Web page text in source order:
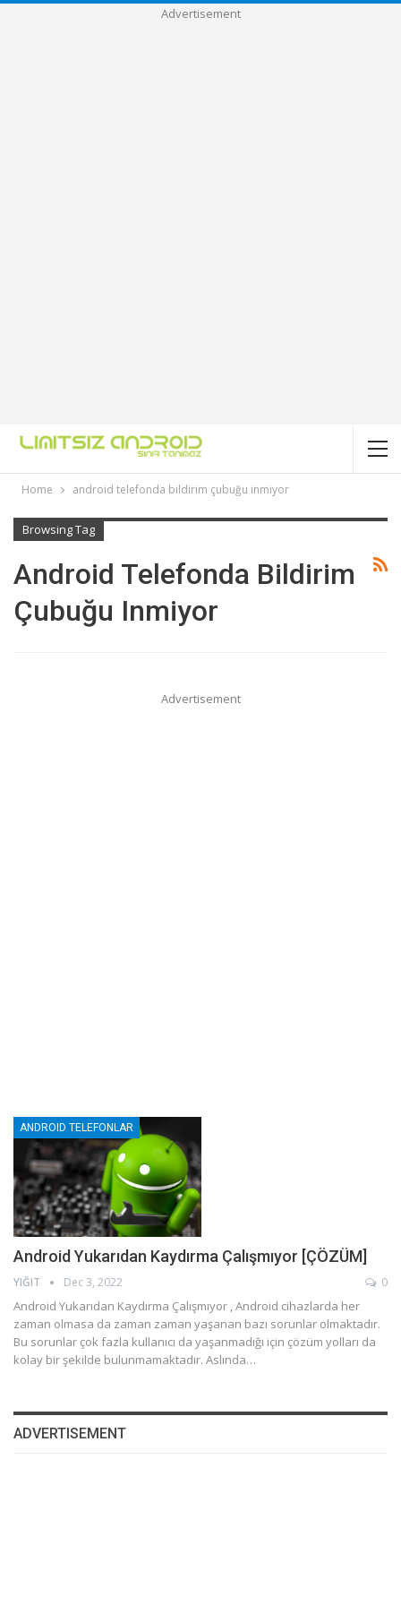
Advertisement
Home android telefonda bildirim çubuğu inmiyor
Browsing Tag
Android Telefonda Bildirim
Çubuğu Inmiyor
Advertisement
ANDROID TELEFONLAR
Android Yukarıdan Kaydırma Çalışmıyor [ÇÖZÜM]
YIĞIT Dec 3, 2022 0
Android Yukarıdan Kaydırma Çalışmıyor , Android cihazlarda her
zaman olmasa da zaman zaman yaşanan bazı sorunlar olmaktadır.
Bu sorunlar çok fazla kullanıcı da yaşanmadığı için çözüm yolları da
kolay bir şekilde bulunmamaktadır. Aslında…
ADVERTISEMENT